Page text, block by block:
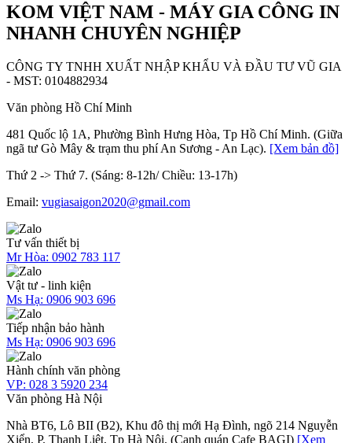
KOM VIỆT NAM - MÁY GIA CÔNG IN
NHANH CHUYÊN NGHIỆP
CÔNG TY TNHH XUẤT NHẬP KHẨU VÀ ĐẦU TƯ VŨ GIA
- MST: 0104882934
Văn phòng Hồ Chí Minh
481 Quốc lộ 1A, Phường Bình Hưng Hòa, Tp Hồ Chí Minh. (Giữa
ngã tư Gò Mây & trạm thu phí An Sương - An Lạc). [Xem bản đồ]
Thứ 2 -> Thứ 7. (Sáng: 8-12h/ Chiều: 13-17h)
Email: vugiasaigon2020@gmail.com
Tư vấn thiết bị
Mr Hòa: 0902 783 117
Vật tư - linh kiện
Ms Hạ: 0906 903 696
Tiếp nhận bảo hành
Ms Hạ: 0906 903 696
Hành chính văn phòng
VP: 028 3 5920 234
Văn phòng Hà Nội
Nhà BT6, Lô BII (B2), Khu đô thị mới Hạ Đình, ngõ 214 Nguyễn
Xiển, P. Thanh Liệt, Tp Hà Nội. (Cạnh quán Cafe BAGI) [Xem